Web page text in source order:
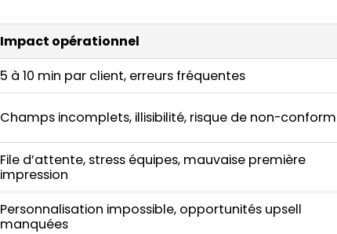
Impact opérationnel
5 à 10 min par client, erreurs fréquentes
Champs incomplets, illisibilité, risque de non-
File d’attente, stress équipes, mauvaise première
impression
Personnalisation impossible, opportunités upsell
manquées